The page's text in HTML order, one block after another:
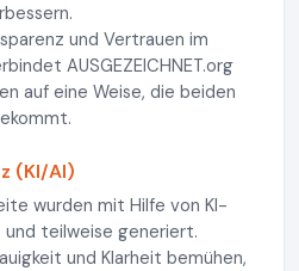
und Vertrauen im
AUSGEZEICHNET.org
auf eine Weise, die beiden
(KI/AI)
wurden mit Hilfe von KI-
und teilweise generiert.
und Klarheit bemühen,